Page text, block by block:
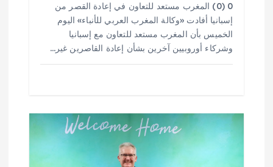
0 (0) المغرب مستعد للتعاون في إعادة القصر من
إسبانيا أفادت «وكالة المغرب العربي للأنباء» اليوم
الخميس بأن المغرب مستعد للتعاون مع إسبانيا
وشركاء أوروبيين آخرين بشأن إعادة القاصرين غير…